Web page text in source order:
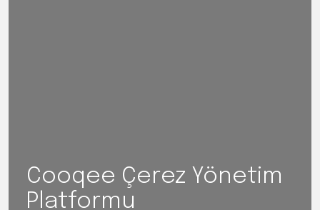
Cooqee Çerez Yönetim
Platformu